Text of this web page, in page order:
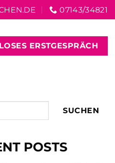
07143/34821
ERSTGESPRÄCH
SUCHEN
POSTS